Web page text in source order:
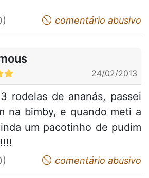
not appreciatecomentário abusivo
24/02/2013
rodelas de ananás, passei
na bimby, e quando meti a
um pacotinho de pudim
not appreciatecomentário abusivo